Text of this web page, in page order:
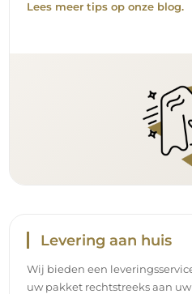
Lees meer tips op onze blog.
Levering aan huis
Wij bieden een
uw pakket rechtstreeks aan